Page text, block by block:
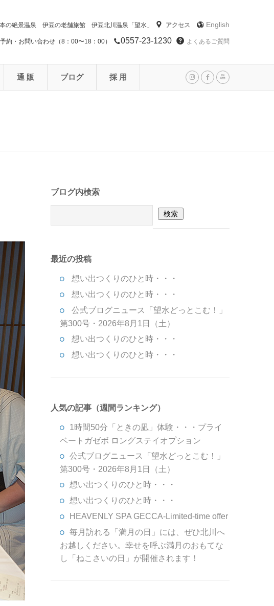
の絶景温泉 伊豆の老舗旅館 伊豆北川温泉「望水」 アクセス English
約・お問い合わせ（8：00〜18：00） 0557-23-1230 よくあるご質問
通 販 ブログ 採 用
ブログ内検索
最近の投稿
想い出つくりのひと時・・・
想い出つくりのひと時・・・
公式ブログニュース「望水どっとこむ！」
第300号・2026年8月1日（土）
想い出つくりのひと時・・・
想い出つくりのひと時・・・
人気の記事（週間ランキング）
1時間50分「ときの凪」体験・・・プライ
ベートガゼボ ロングステイオプション
公式ブログニュース「望水どっとこむ！」
第300号・2026年8月1日（土）
想い出つくりのひと時・・・
想い出つくりのひと時・・・
HEAVENLY SPA GECCA-Limited-time offer
毎月訪れる「満月の日」には、ぜひ北川へ
お越しください。幸せを呼ぶ満月のおもてな
し「ねこさいの日」が開催されます！